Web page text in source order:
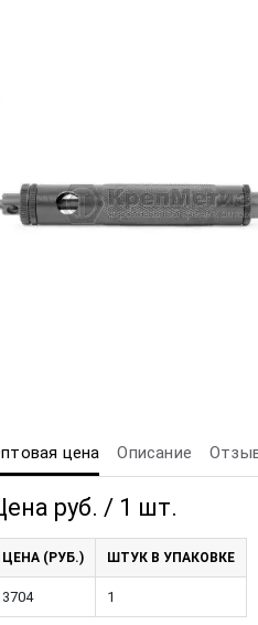
цена Описание
руб. / 1 шт.
ЦЕНА (РУБ.) ШТУК В УПАКОВКЕ
3704 1